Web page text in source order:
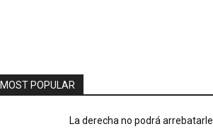
MOST POPULAR
La derecha no podrá arrebatarle